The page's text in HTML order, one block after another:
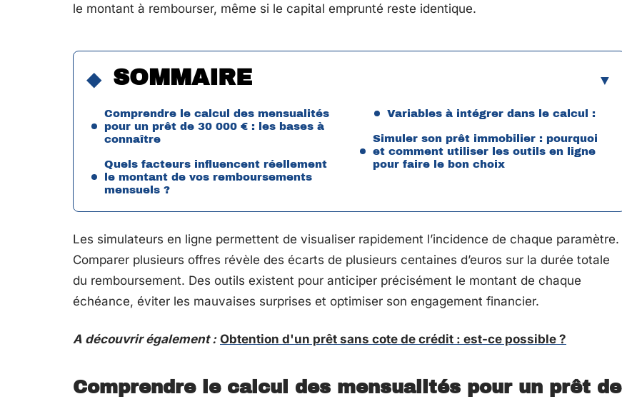
le montant à rembourser, même si le capital emprunté reste identique.
SOMMAIRE
Comprendre le calcul des mensualités
pour un prêt de 30 000 € : les bases à
connaître
Quels facteurs influencent réellement
le montant de vos remboursements
mensuels ?
Variables à intégrer dans le calcul :
Simuler son prêt immobilier : pourquoi
et comment utiliser les outils en ligne
pour faire le bon choix
Les simulateurs en ligne permettent de visualiser rapidement l’incidence de chaque paramètre.
Comparer plusieurs offres révèle des écarts de plusieurs centaines d’euros sur la durée totale
du remboursement. Des outils existent pour anticiper précisément le montant de chaque
échéance, éviter les mauvaises surprises et optimiser son engagement financier.
A découvrir également : Obtention d'un prêt sans cote de crédit : est-ce possible ?
Comprendre le calcul des mensualités pour un prêt de